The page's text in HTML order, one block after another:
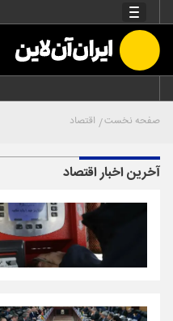
صفحه نخست اقتصاد
آخرین اخبار اقتصاد